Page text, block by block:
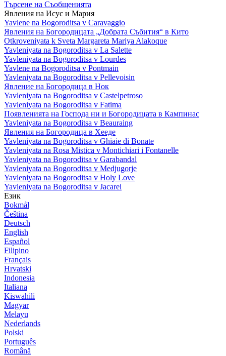
Търсене на Съобщенията
Явления на Исус и Мария
Yavlene na Bogoroditsa v Caravaggio
Явления на Богородицата „Добрата Събития“ в Кито
Otkroveniyata k Sveta Margareta Mariya Alakoque
Yavleniyata na Bogoroditsa v La Salette
Yavleniyata na Bogoroditsa v Lourdes
Yavlene na Bogoroditsa v Pontmain
Yavleniyata na Bogoroditsa v Pellevoisin
Явление на Богородица в Нок
Yavleniyata na Bogoroditsa v Castelpetroso
Yavleniyata na Bogoroditsa v Fatima
Появленията на Господа ни и Богородицата в Кампинас
Yavleniyata na Bogoroditsa v Beauraing
Явления на Богородица в Хееде
Yavleniyata na Bogoroditsa v Ghiaie di Bonate
Yavleniyata na Rosa Mistica v Montichiari i Fontanelle
Yavleniyata na Bogoroditsa v Garabandal
Yavleniyata na Bogoroditsa v Medjugorje
Yavleniyata na Bogoroditsa v Holy Love
Yavleniyata na Bogoroditsa v Jacarei
Език
Bokmål
Čeština
Deutsch
English
Español
Filipino
Français
Hrvatski
Indonesia
Italiana
Kiswahili
Magyar
Melayu
Nederlands
Polski
Português
Română